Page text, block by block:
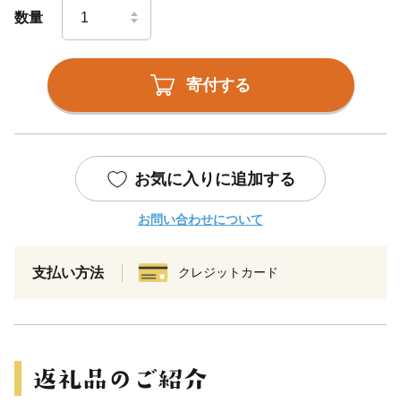
数量
寄付する
お気に入りに追加する
お問い合わせについて
支払い方法 クレジットカード